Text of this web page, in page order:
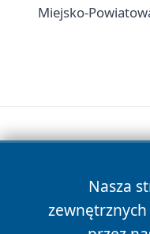
Miejsko-
Nasza